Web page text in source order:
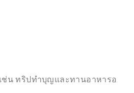
เช่น ทริปทำบุญและทานอาหารอ